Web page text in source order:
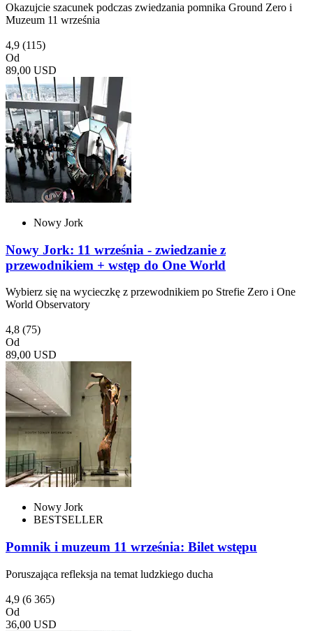
Okazujcie szacunek podczas zwiedzania pomnika Ground Zero i
Muzeum 11 września
4,9 (115)
Od
89,00 USD
Nowy Jork
Nowy Jork: 11 września - zwiedzanie z
przewodnikiem + wstęp do One World
Wybierz się na wycieczkę z przewodnikiem po Strefie Zero i One
World Observatory
4,8 (75)
Od
89,00 USD
Nowy Jork
BESTSELLER
Pomnik i muzeum 11 września: Bilet wstępu
Poruszająca refleksja na temat ludzkiego ducha
4,9 (6 365)
Od
36,00 USD